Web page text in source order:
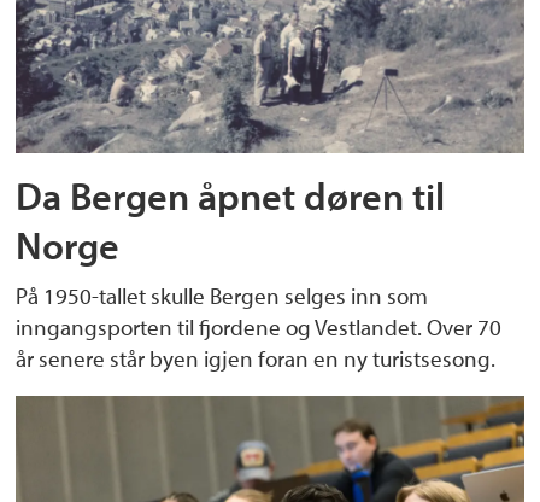
Da Bergen åpnet døren til
Norge
På 1950-tallet skulle Bergen selges inn som
inngangsporten til fjordene og Vestlandet. Over 70
år senere står byen igjen foran en ny turistsesong.